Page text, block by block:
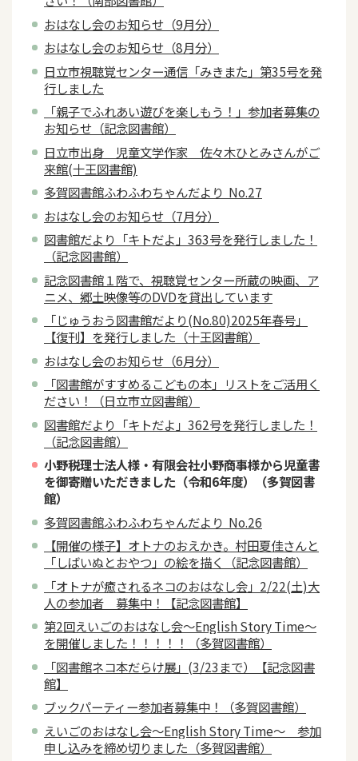
おはなし会のお知らせ（9月分）
おはなし会のお知らせ（8月分）
日立市視聴覚センター通信「みきまた」第35号を発
行しました
「親子でふれあい遊びを楽しもう！」参加者募集の
お知らせ（記念図書館）
日立市出身 児童文学作家 佐々木ひとみさんがご
来館(十王図書館)
多賀図書館ふわふわちゃんだより No.27
おはなし会のお知らせ（7月分）
図書館だより「キトだよ」363号を発行しました！
（記念図書館）
記念図書館１階で、視聴覚センター所蔵の映画、ア
ニメ、郷土映像等のDVDを貸出しています
「じゅうおう図書館だより(No.80)2025年春号」
【復刊】を発行しました（十王図書館）
おはなし会のお知らせ（6月分）
「図書館がすすめるこどもの本」リストをご活用く
ださい！（日立市立図書館）
図書館だより「キトだよ」362号を発行しました！
（記念図書館）
小野税理士法人様・有限会社小野商事様から児童書
を御寄贈いただきました（令和6年度）（多賀図書
館）
多賀図書館ふわふわちゃんだより No.26
【開催の様子】オトナのおえかき。村田夏佳さんと
「しばいぬとおやつ」の絵を描く（記念図書館）
「オトナが癒されるネコのおはなし会」2/22(土)大
人の参加者 募集中！【記念図書館】
第2回えいごのおはなし会～English Story Time～
を開催しました！！！！！（多賀図書館）
「図書館ネコ本だらけ展」(3/23まで）【記念図書
館】
ブックパーティー参加者募集中！（多賀図書館）
えいごのおはなし会～English Story Time～ 参加
申し込みを締め切りました（多賀図書館）